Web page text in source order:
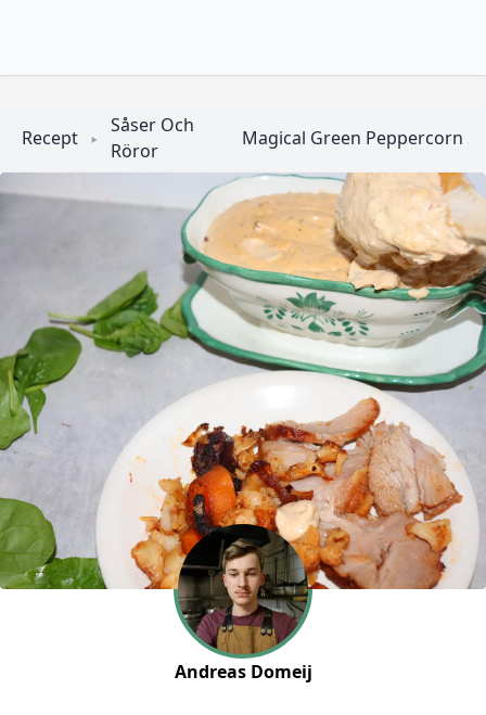
Recept
Såser Och
Röror
Magical Green Peppercorn
Andreas Domeij